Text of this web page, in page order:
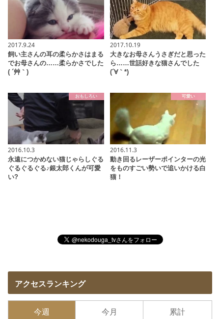
2017.9.24
飼い主さんの耳の柔らかさはまる
でお母さんの……柔らかさでした
( ´艸｀)
2017.10.19
大きなお母さんうさぎだと思った
ら……世話好きな猫さんでした
(´∀｀*)
おもしろい
2016.10.3
永遠につかめない猫じゃらしぐる
ぐるぐるぐる♪銀太郎くんが可愛
い?
可愛い
2016.11.3
動き回るレーザーポインターの光
をものすごい勢いで追いかける白
猫！
アクセスランキング
今週 今月 累計